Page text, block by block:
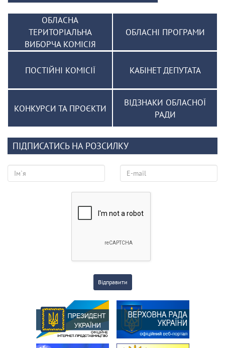
ОБЛАСНА
ТЕРИТОРІАЛЬНА
ВИБОРЧА КОМІСІЯ
ОБЛАСНІ ПРОГРАМИ
ПОСТІЙНІ КОМІСІЇ КАБІНЕТ ДЕПУТАТА
КОНКУРСИ ТА ПРОЄКТИ
ВІДЗНАКИ ОБЛАСНОЇ
РАДИ
ПІДПИСАТИСЬ НА РОЗСИЛКУ
Відправити